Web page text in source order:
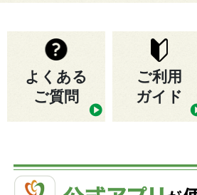
よくある
ご質問
ご利用
ガイド